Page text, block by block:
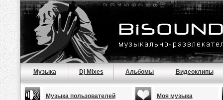
Музыка Dj Mixes Альбомы Видеоклипы
Музыка пользователей Моя музыка